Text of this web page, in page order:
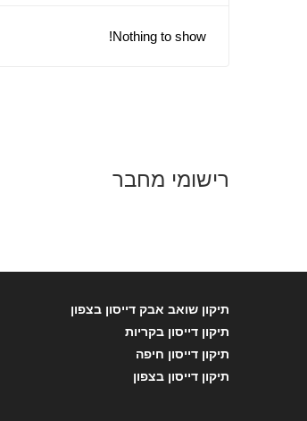
Nothing to show!
רישומי מחבר
תיקון שואב אבק דייסון בצפון
תיקון דייסון בקריות
תיקון דייסון חיפה
תיקון דייסון בצפון